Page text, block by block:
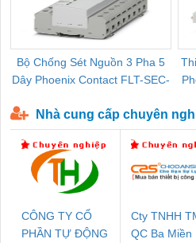
Bộ Chống Sét Nguồn 3 Pha 5
Dây Phoenix Contact FLT-SEC-
Nhà cung cấp chuyên
CÔNG TY CỔ
PHẦN TỰ ĐỘNG
Cty TNHH
QC Ba Miền